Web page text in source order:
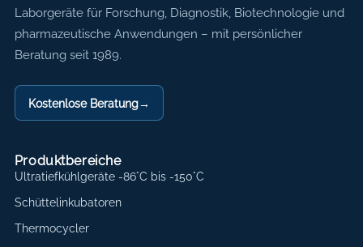
Axon Labortechnik
Laborgeräte für Forschung, Diagnostik, Biotechnologie und
pharmazeutische Anwendungen – mit persönlicher
Beratung seit 1989.
Kostenlose Beratung→
Produktbereiche
Ultratiefkühlgeräte -86°C bis -150°C
Schüttelinkubatoren
Thermocycler